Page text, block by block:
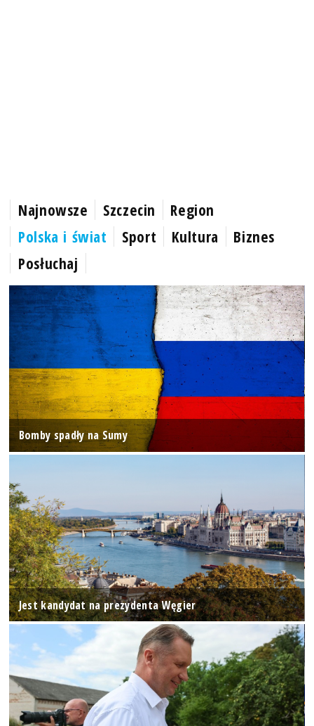
Najnowsze Szczecin
Region
Polska i świat
Sport Kultura
Biznes
Posłuchaj
Bomby spadły na Sumy
Jest kandydat na prezydenta Węgier